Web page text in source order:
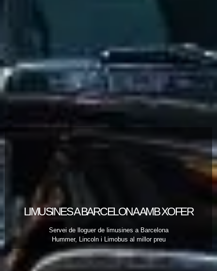
LIMUSINES A BARCELONA AMB XOFER
Servei de lloguer de limusines a Barcelona
Hummer, Lincoln i Limobus al millor preu